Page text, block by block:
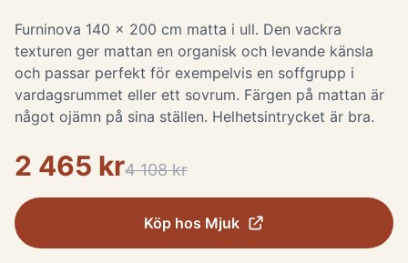
Furninova 140 x 200 cm matta i ull. Den vackra
texturen ger mattan en organisk och levande känsla
och passar perfekt för exempelvis en soffgrupp i
vardagsrummet eller ett sovrum. Färgen på mattan är
något ojämn på sina ställen. Helhetsintrycket är bra.
2 465 kr4 108 kr
Köp hos Mjuk